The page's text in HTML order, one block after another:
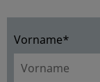
Vorname*